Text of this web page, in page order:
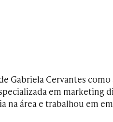
Gabriela Cervantes como
em marketing
na área e trabalhou em